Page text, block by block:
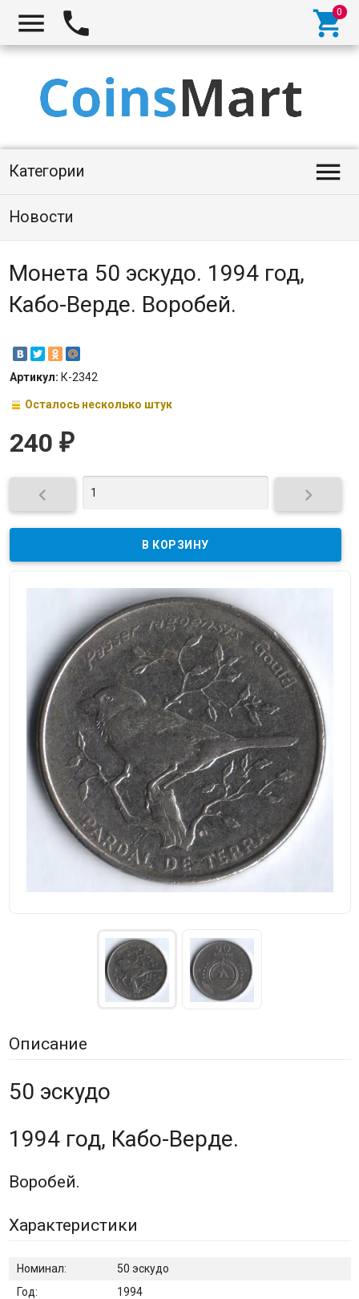
  
Категории 
Новости
Монета 50 эскудо. 1994 год,
Кабо-Верде. Воробей.
Артикул: К-2342
Осталось несколько штук
240 ₽
 
Описание
50 эскудо
1994 год, Кабо-Верде.
Воробей.
Характеристики
Номинал:
50 эскудо
Год:
1994